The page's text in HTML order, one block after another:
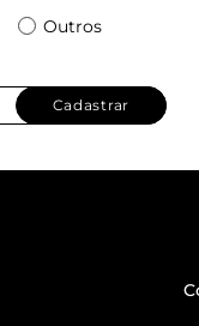
Outros
Cadastrar